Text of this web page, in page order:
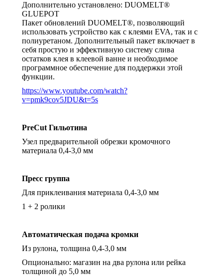
Дополнительно установлено: DUOMELT®
GLUEPOT
Пакет обновлений DUOMELT®, позволяющий
использовать устройство как с клеями EVA, так и с
полиуретаном. Дополнительный пакет включает в
себя простую и эффективную систему слива
остатков клея в клеевой ванне и необходимое
программное обеспечение для поддержки этой
функции.
https://www.youtube.com/watch?
v=pmk9cov5JDU&t=5s
PreCut Гильотина
Узел предварительной обрезки кромочного
материала 0,4-3,0 мм
Пресс группа
Для приклеивания материала 0,4-3,0 мм
1 + 2 ролики
Автоматическая подача кромки
Из рулона, толщина 0,4-3,0 мм
Опционально: магазин на два рулона или рейка
толщиной до 5,0 мм